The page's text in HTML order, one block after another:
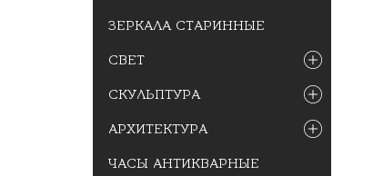
ЗЕРКАЛА СТАРИННЫЕ
СВЕТ
СКУЛЬПТУРА
АРХИТЕКТУРА
ЧАСЫ АНТИКВАРНЫЕ